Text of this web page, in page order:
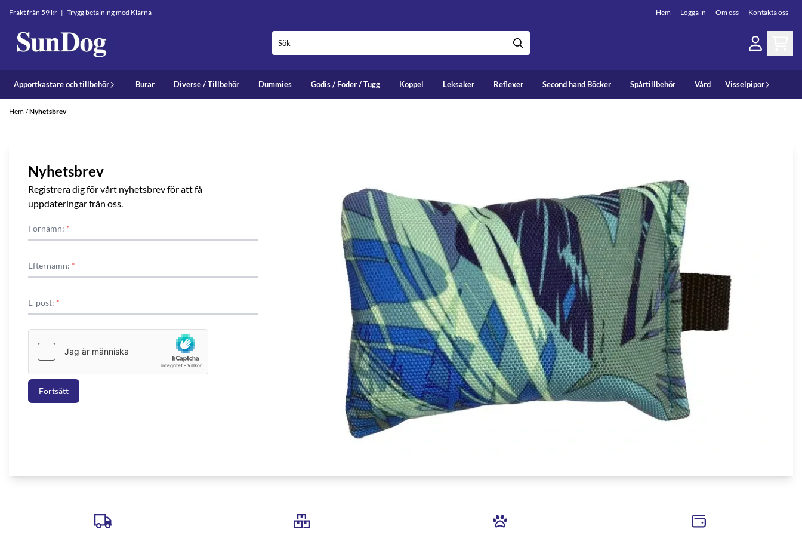
Hoppa till innehåll
Frakt från 59 kr | Trygg betalning med Klarna Hem Logga in Om oss Kontakta oss
Apportkastare och tillbehör Burar Diverse / Tillbehör Dummies Godis / Foder / Tugg Koppel Leksaker Reflexer Second hand Böcker Spårtillbehör Vård Visselpipor
Hem /Nyhetsbrev
Nyhetsbrev
Registrera dig för vårt nyhetsbrev för att få
uppdateringar från oss.
Förnamn: *
Efternamn: *
E-post: *
Fortsätt